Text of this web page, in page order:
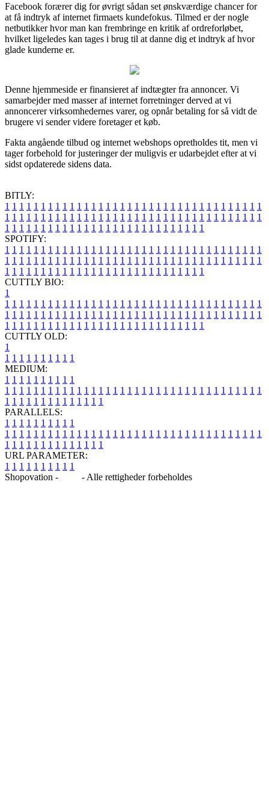
Facebook forærer dig for øvrigt sådan set ønskværdige chancer for
at få indtryk af internet firmaets kundefokus. Tilmed er der nogle
netbutikker hvor man kan frembringe en kritik af ordreforløbet,
hvilket ligeledes kan tages i brug til at danne dig et indtryk af hvor
glade kunderne er.
Denne hjemmeside er finansieret af indtægter fra annoncer. Vi
samarbejder med masser af internet forretninger derved at vi
annoncerer virksomhedernes varer, og opnår betaling for så vidt de
brugere vi sender videre foretager et køb.
Fakta angående tilbud og internet webshops opretholdes tit, men vi
tager forbehold for justeringer der muligvis er udarbejdet efter at vi
sidst opdaterede sidens data.
BITLY:
1 1 1 1 1 1 1 1 1 1 1 1 1 1 1 1 1 1 1 1 1 1 1 1 1 1 1 1 1 1 1 1 1 1 1 1
1 1 1 1 1 1 1 1 1 1 1 1 1 1 1 1 1 1 1 1 1 1 1 1 1 1 1 1 1 1 1 1 1 1 1 1
1 1 1 1 1 1 1 1 1 1 1 1 1 1 1 1 1 1 1 1 1 1 1 1 1 1 1 1
SPOTIFY:
1 1 1 1 1 1 1 1 1 1 1 1 1 1 1 1 1 1 1 1 1 1 1 1 1 1 1 1 1 1 1 1 1 1 1 1
1 1 1 1 1 1 1 1 1 1 1 1 1 1 1 1 1 1 1 1 1 1 1 1 1 1 1 1 1 1 1 1 1 1 1 1
1 1 1 1 1 1 1 1 1 1 1 1 1 1 1 1 1 1 1 1 1 1 1 1 1 1 1 1
CUTTLY BIO:
1
1 1 1 1 1 1 1 1 1 1 1 1 1 1 1 1 1 1 1 1 1 1 1 1 1 1 1 1 1 1 1 1 1 1 1 1
1 1 1 1 1 1 1 1 1 1 1 1 1 1 1 1 1 1 1 1 1 1 1 1 1 1 1 1 1 1 1 1 1 1 1 1
1 1 1 1 1 1 1 1 1 1 1 1 1 1 1 1 1 1 1 1 1 1 1 1 1 1 1 1
CUTTLY OLD:
1
1 1 1 1 1 1 1 1 1 1
MEDIUM:
1 1 1 1 1 1 1 1 1 1
1 1 1 1 1 1 1 1 1 1 1 1 1 1 1 1 1 1 1 1 1 1 1 1 1 1 1 1 1 1 1 1 1 1 1 1
1 1 1 1 1 1 1 1 1 1 1 1 1 1
PARALLELS:
1 1 1 1 1 1 1 1 1 1
1 1 1 1 1 1 1 1 1 1 1 1 1 1 1 1 1 1 1 1 1 1 1 1 1 1 1 1 1 1 1 1 1 1 1 1
1 1 1 1 1 1 1 1 1 1 1 1 1 1
URL PARAMETER:
1 1 1 1 1 1 1 1 1 1
Shopovation -
- Alle rettigheder forbeholdes